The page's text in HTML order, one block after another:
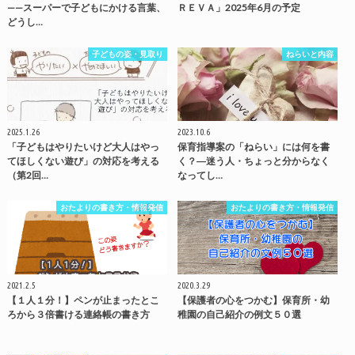
——スーパーで子どもにかける言葉、
どうし…
ＲＥＶＡ」2025年6月の予定
子どもの姿・見取り
2025.1.26
「子どもはやりたいけど大人はやっ
てほしくない遊び」の対応を考える
（第2回…
ねらいと内容
2023.10.6
保育指導案の「ねらい」には何を書
く？―迷う人・ちょっと分からなく
なってし…
おたよりの書き方・情報発信
2021.2.5
【１人１分！】ペンが止まったとこ
ろから３倍書ける連絡帳の書き方
おたよりの書き方・情報発信
2020.3.29
【保護者の心をつかむ】保育所・幼
稚園の自己紹介の例文５０選